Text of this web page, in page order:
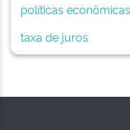
políticas econômicas
taxa de juros